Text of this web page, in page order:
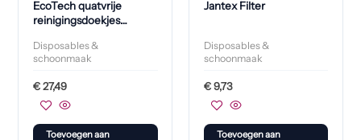
EcoTech quatvrije
reinigingsdoekjes
Disposables &
schoonmaak
€27,49
Toevoegen aan
Jantex Filter
Disposables &
schoonmaak
€9,73
Toevoegen aan